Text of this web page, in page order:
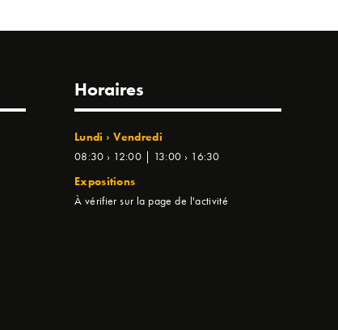
Horaires
Lundi › Vendredi
08:30 › 12:00 | 13:00 › 16:30
Expositions
À vérifier sur la page de l'activité